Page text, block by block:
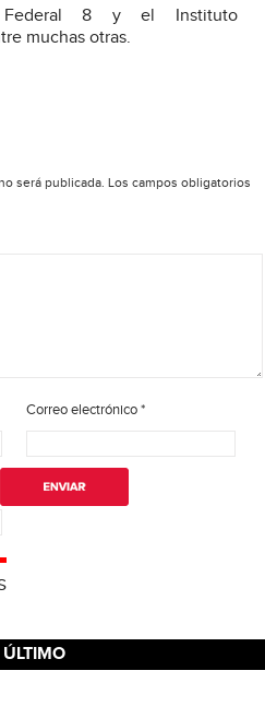
Federal 8 y el Instituto
muchas otras.
será publicada. Los campos obligatorios
Correo electrónico*
ÚLTIMO